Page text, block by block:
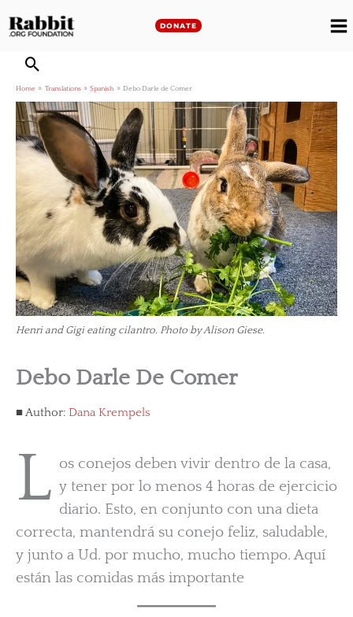
to
DONATE
Home Translations Spanish Debo Darle de Comer
Henri and Gigi eating cilantro. Photo by Alison Giese.
Debo Darle De Comer
Author: Dana Krempels
L os conejos deben vivir dentro de la casa,
y tener por lo menos 4 horas de ejercicio
diario. Esto, en conjunto con una dieta
correcta, mantendrá su conejo feliz, saludable,
y junto a Ud. por mucho, mucho tiempo. Aquí
están las comidas más importante